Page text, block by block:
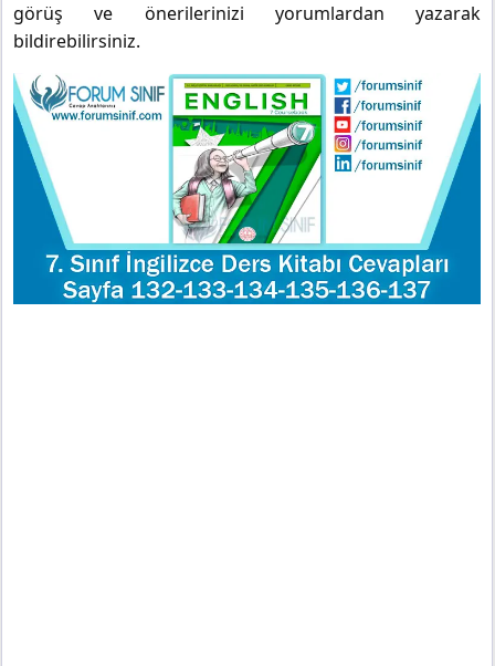
görüş ve önerilerinizi yorumlardan yazarak
bildirebilirsiniz.